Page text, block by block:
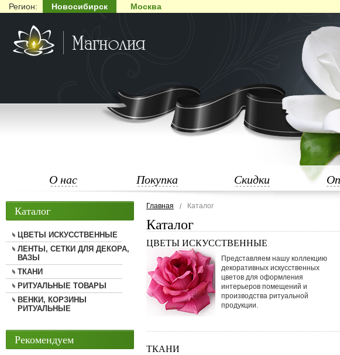
Регион: Новосибирск Москва
О нас Покупка Скидки
Главная Каталог
Каталог
ЦВЕТЫ ИСКУССТВЕННЫЕ
Представляем нашу коллекцию
декоративных искусственных
цветов для оформления
интерьеров помещений и
производства ритуальной
продукции.
ТКАНИ
Каталог
ЦВЕТЫ ИСКУССТВЕННЫЕ
ЛЕНТЫ, СЕТКИ ДЛЯ ДЕКОРА,
ВАЗЫ
ТКАНИ
РИТУАЛЬНЫЕ ТОВАРЫ
ВЕНКИ, КОРЗИНЫ
РИТУАЛЬНЫЕ
Рекомендуем